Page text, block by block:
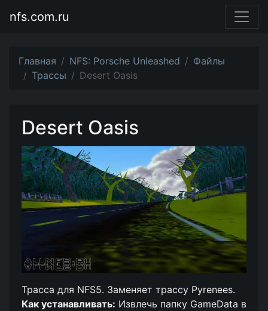
nfs.com.ru
Главная NFS: Porsche Unleashed
Файлы
Трассы
Desert Oasis
Desert Oasis
Трасса для NFS5. Заменяет трассу Pyrenees.
Как устанавливать: Извлечь папку GameData в